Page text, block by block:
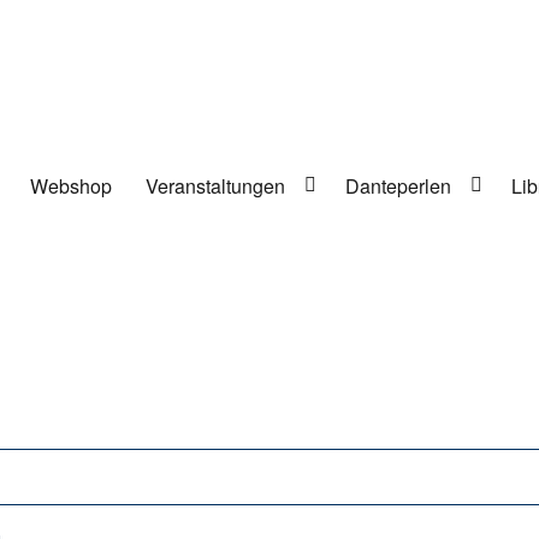
Webshop Veranstaltungen Danteperlen